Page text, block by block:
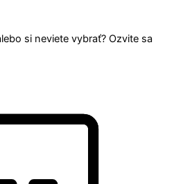
si neviete vybrať? Ozvite sa